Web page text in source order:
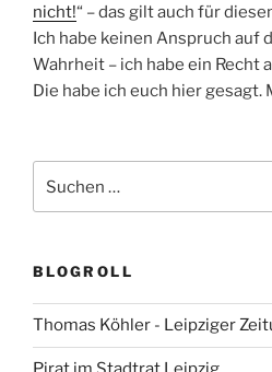
nicht!“ – das gilt auch für
Ich habe keinen Anspruch auf
Wahrheit – ich habe ein Recht
Die habe ich euch hier gesagt.
nach:
BLOGROLL
Thomas Köhler - Leipziger